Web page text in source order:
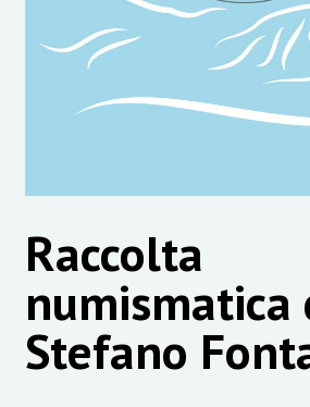
Raccolta
numismatica
Stefano